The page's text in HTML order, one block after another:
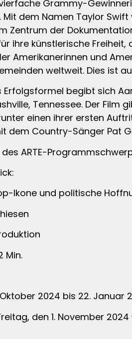
Grammy-
Mit dem Namen Taylor
Zentrum der
ihre künstlerische
Amerikanerinnen und
weltweit. Dies ist
begibt sich
Tennessee. Der Film
einen ihrer ersten
dem Country-Sänger Pat
ARTE-
Ikone und politische
Min.
2024 bis 22. Januar
den 1. November 2024